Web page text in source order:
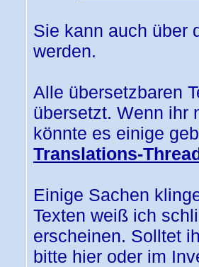
Sie kann auch über
werden.
Alle übersetzbaren
übersetzt. Wenn ihr
könnte es einige
Translations-
Einige Sachen
Texten weiß ich
erscheinen. Solltet
bitte hier oder im